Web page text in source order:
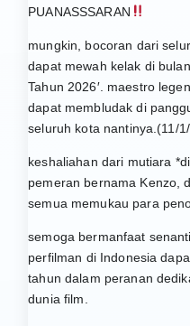
PUANASSSARAN
mungkin, bocoran dari
dapat mewah kelak di
Tahun 2026′. maestro
dapat membludak di
seluruh kota nantinya.(11/
keshaliahan dari mutiara
pemeran bernama Kenzo,
semua memukau para
semoga bermanfaat
perfilman di Indonesia
tahun dalam peranan
dunia film.